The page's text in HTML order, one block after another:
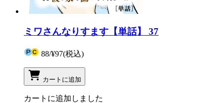
ミワさんなりすます【単話】 37
88/¥97(税込)
カートに追加
カートに追加しました